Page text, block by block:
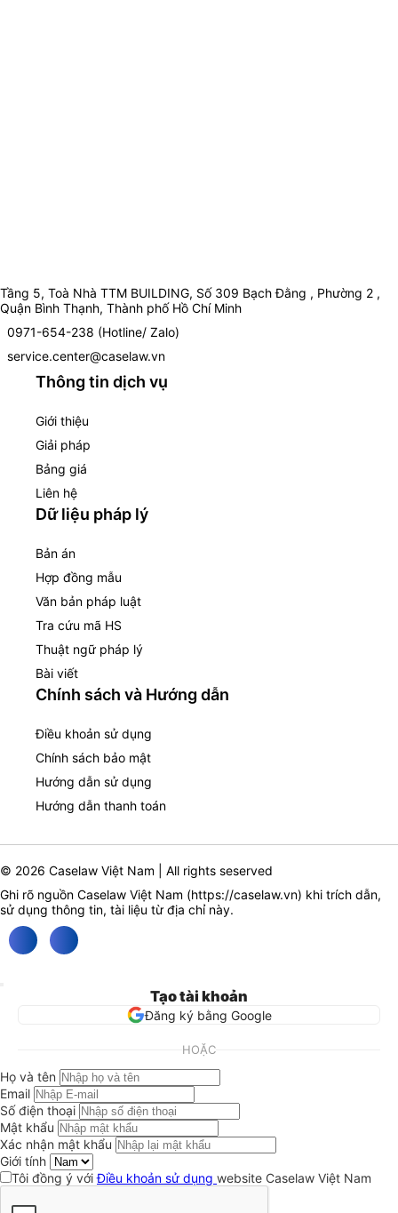
Tầng 5, Toà Nhà TTM BUILDING, Số 309 Bạch Đằng , Phường 2 ,
Quận Bình Thạnh, Thành phố Hồ Chí Minh
0971-654-238 (Hotline/ Zalo)
service.center@caselaw.vn
Thông tin dịch vụ
Giới thiệu
Giải pháp
Bảng giá
Liên hệ
Dữ liệu pháp lý
Bản án
Hợp đồng mẫu
Văn bản pháp luật
Tra cứu mã HS
Thuật ngữ pháp lý
Bài viết
Chính sách và Hướng dẫn
Điều khoản sử dụng
Chính sách bảo mật
Hướng dẫn sử dụng
Hướng dẫn thanh toán
© 2026 Caselaw Việt Nam | All rights seserved
Ghi rõ nguồn Caselaw Việt Nam (https://caselaw.vn) khi trích dẫn,
sử dụng thông tin, tài liệu từ địa chỉ này.
Tạo tài khoản
Đăng ký bằng Google
HOẶC
Họ và tên
Email
Số điện thoại
Mật khẩu
Xác nhận mật khẩu
Giới tính
Tôi đồng ý vớiĐiều khoản sử dụng website Caselaw Việt Nam